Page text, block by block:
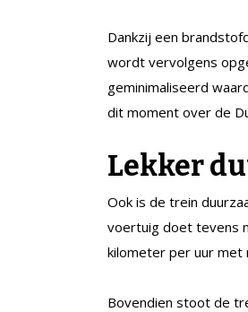
Dankzij een
wordt vervolgens
geminimaliseerd
dit moment over de
Lekker
Ook is de trein
voertuig doet tevens
kilometer per uur met
Bovendien stoot de